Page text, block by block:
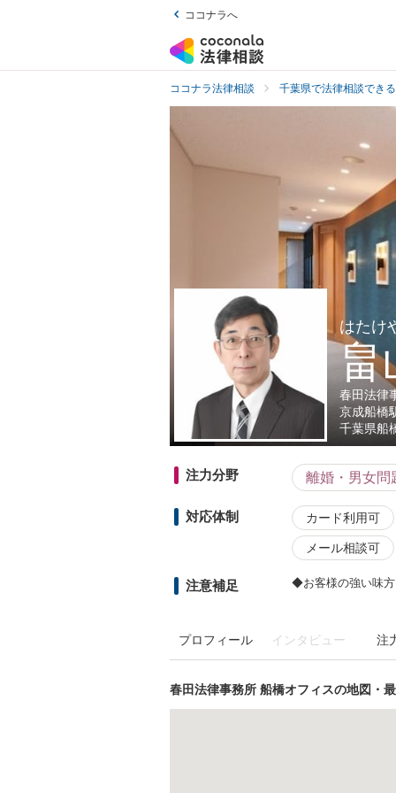
ココナラへ
ココナラ法律相談 千葉県で法律相談でき
はたけ
畠
春田法律
京成船橋
千葉県船
注力分野 離婚・男女問
対応体制 カード利用可
メール相談可
注意補足 ◆お客様の強い味
プロフィール インタビュー 注
春田法律事務所 船橋オフィスの地図・